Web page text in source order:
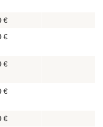
€
€
€
€
€